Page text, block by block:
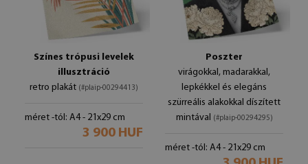
Színes trópusi levelek
illusztráció
retro plakát (#plaip-00294413)
méret -tól: A4 - 21x29 cm
3 900 HUF
Poszter
virágokkal, madarakkal,
lepkékkel és elegáns
szürreális alakokkal díszített
mintával (#plaip-00294295)
méret -tól: A4 - 21x29 cm